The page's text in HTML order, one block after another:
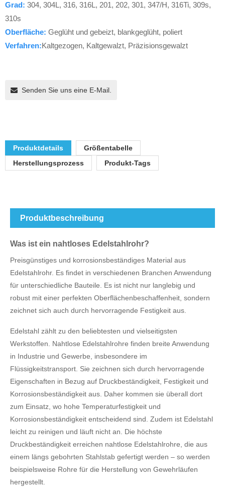
Grad: 304, 304L, 316, 316L, 201, 202, 301, 347/H, 316Ti, 309s,
310s
Oberfläche: Geglüht und gebeizt, blankgeglüht, poliert
Verfahren:Kaltgezogen, Kaltgewalzt, Präzisionsgewalzt
Senden Sie uns eine E-Mail.
Produktdetails
Größentabelle
Herstellungsprozess
Produkt-Tags
Produktbeschreibung
Was ist ein nahtloses Edelstahlrohr?
Preisgünstiges und korrosionsbeständiges Material aus
Edelstahlrohr. Es findet in verschiedenen Branchen Anwendung
für unterschiedliche Bauteile. Es ist nicht nur langlebig und
robust mit einer perfekten Oberflächenbeschaffenheit, sondern
zeichnet sich auch durch hervorragende Festigkeit aus.
Edelstahl zählt zu den beliebtesten und vielseitigsten
Werkstoffen. Nahtlose Edelstahlrohre finden breite Anwendung
in Industrie und Gewerbe, insbesondere im
Flüssigkeitstransport. Sie zeichnen sich durch hervorragende
Eigenschaften in Bezug auf Druckbeständigkeit, Festigkeit und
Korrosionsbeständigkeit aus. Daher kommen sie überall dort
zum Einsatz, wo hohe Temperaturfestigkeit und
Korrosionsbeständigkeit entscheidend sind. Zudem ist Edelstahl
leicht zu reinigen und läuft nicht an. Die höchste
Druckbeständigkeit erreichen nahtlose Edelstahlrohre, die aus
einem längs gebohrten Stahlstab gefertigt werden – so werden
beispielsweise Rohre für die Herstellung von Gewehrläufen
hergestellt.